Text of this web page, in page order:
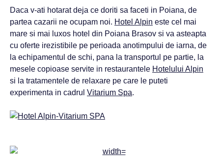
Daca v-ati hotarat deja ce doriti sa faceti in Poiana, de
partea cazarii ne ocupam noi. Hotel Alpin este cel mai
mare si mai luxos hotel din Poiana Brasov si va asteapta
cu oferte irezistibile pe perioada anotimpului de iarna, de
la echipamentul de schi, pana la transportul pe partie, la
mesele copioase servite in restaurantele Hotelului Alpin
si la tratamentele de relaxare pe care le puteti
experimenta in cadrul Vitarium Spa.